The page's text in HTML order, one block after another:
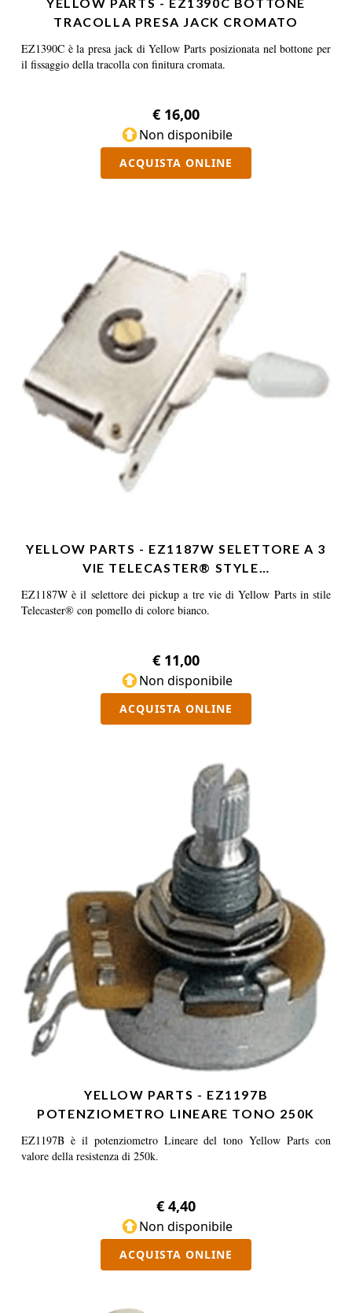
TRACOLLA PRESA JACK CROMATO
EZ1390C è la presa jack di Yellow Parts posizionata nel bottone per
il fissaggio della tracolla con finitura cromata.
€ 16,00
Non disponibile
ACQUISTA ONLINE
YELLOW PARTS - EZ1187W SELETTORE A 3
VIE TELECASTER® STYLE…
EZ1187W è il selettore dei pickup a tre vie di Yellow Parts in stile
Telecaster® con pomello di colore bianco.
€ 11,00
Non disponibile
ACQUISTA ONLINE
YELLOW PARTS - EZ1197B
POTENZIOMETRO LINEARE TONO 250K
EZ1197B è il potenziometro Lineare del tono Yellow Parts con
valore della resistenza di 250k.
€ 4,40
Non disponibile
ACQUISTA ONLINE